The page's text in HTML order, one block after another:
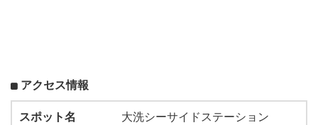
アクセス情報
スポット名
大洗シーサイドステーション